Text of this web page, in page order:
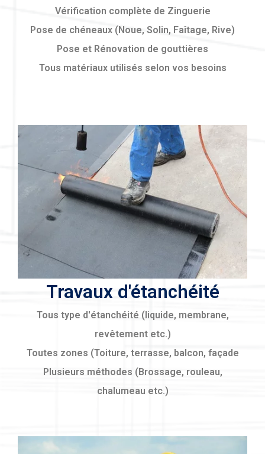
Vérification complète de Zinguerie
Pose de chéneaux (Noue, Solin, Faîtage, Rive)
Pose et Rénovation de gouttières
Tous matériaux utilisés selon vos besoins
Travaux d'étanchéité
Tous type d'étanchéité (liquide, membrane,
revêtement etc.)
Toutes zones (Toiture, terrasse, balcon, façade
Plusieurs méthodes (Brossage, rouleau,
chalumeau etc.)